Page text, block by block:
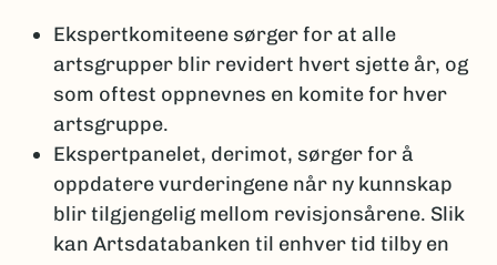
Ekspertkomiteene sørger for at alle
artsgrupper blir revidert hvert sjette år, og
som oftest oppnevnes en komite for hver
artsgruppe.
Ekspertpanelet, derimot, sørger for å
oppdatere vurderingene når ny kunnskap
blir tilgjengelig mellom revisjonsårene. Slik
kan Artsdatabanken til enhver tid tilby en